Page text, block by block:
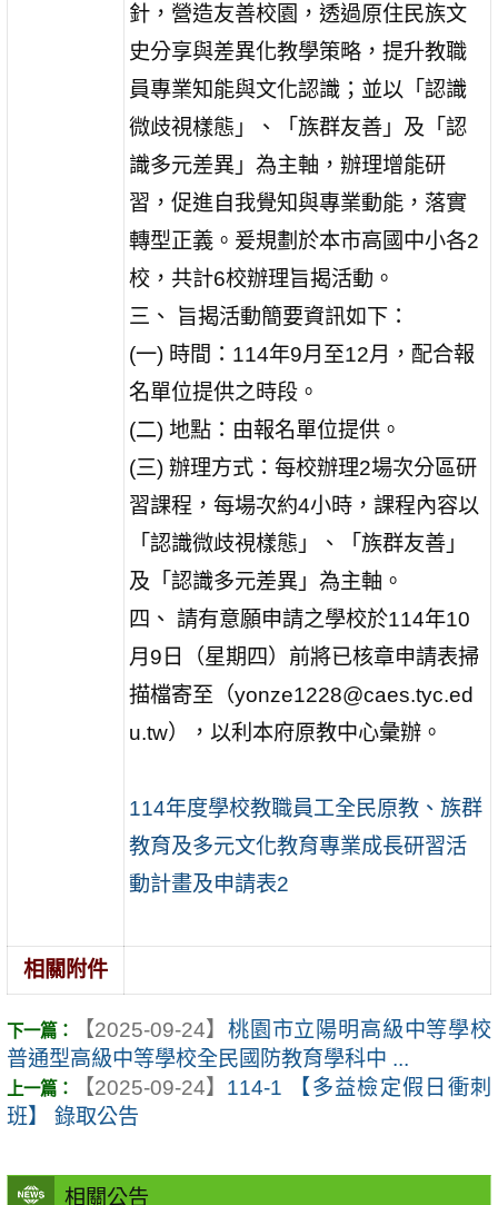
相關公告
針，營造友善校園，透過原住民族文
史分享與差異化教學策略，提升教職
員專業知能與文化認識；並以「認識
微歧視樣態」、「族群友善」及「認
識多元差異」為主軸，辦理增能研
習，促進自我覺知與專業動能，落實
轉型正義。爰規劃於本市高國中小各2
校，共計6校辦理旨揭活動。
三、 旨揭活動簡要資訊如下：
(一) 時間：114年9月至12月，配合報
名單位提供之時段。
(二) 地點：由報名單位提供。
(三) 辦理方式：每校辦理2場次分區研
習課程，每場次約4小時，課程內容以
「認識微歧視樣態」、「族群友善」
及「認識多元差異」為主軸。
四、 請有意願申請之學校於114年10
月9日（星期四）前將已核章申請表掃
描檔寄至（yonze1228@caes.tyc.ed
u.tw），以利本府原教中心彙辦。
114年度學校教職員工全民原教、族群
教育及多元文化教育專業成長研習活
動計畫及申請表2
相關附件
【2025-09-24】 桃園市立陽明高級中等學校
普通型高級中等學校全民國防教育學科中 ...
【2025-09-24】 114-1 【多益檢定假日衝刺
班】 錄取公告